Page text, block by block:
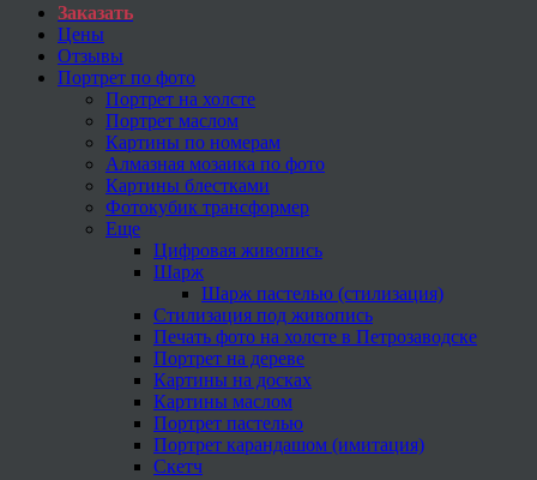
Заказать
Цены
Отзывы
Портрет по фото
Портрет на холсте
Портрет маслом
Картины по номерам
Алмазная мозаика по фото
Картины блестками
Фотокубик трансформер
Еще
Цифровая живопись
Шарж
Шарж пастелью (стилизация)
Стилизация под живопись
Печать фото на холсте в Петрозаводске
Портрет на дереве
Картины на досках
Картины маслом
Портрет пастелью
Портрет карандашом (имитация)
Скетч